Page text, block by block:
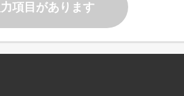
項目があります